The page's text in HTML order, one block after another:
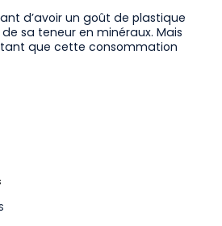
d’avoir un goût de plastique
sa teneur en minéraux. Mais
tant que cette consommation